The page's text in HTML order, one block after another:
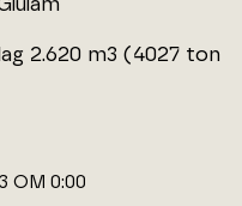
2.620 m3 (4027 ton
OM 0:00